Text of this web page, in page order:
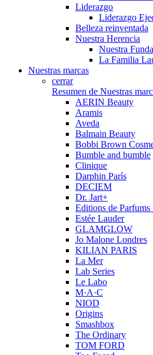
Liderazgo
Liderazgo
Belleza reinventada
Nuestra Herencia
Nuestra
La Familia
Nuestras marcas
cerrar
Resumen de Nuestras
AERIN Beauty
Aramis
Aveda
Balmain Beauty
Bobbi Brown
Bumble and bumble
Clinique
Darphin París
DECIEM
Dr. Jart+
Editions de
Estée Lauder
GLAMGLOW
Jo Malone Londres
KILIAN PARIS
La Mer
Lab Series
Le Labo
M·A·C
NIOD
Origins
Smashbox
The Ordinary
TOM FORD